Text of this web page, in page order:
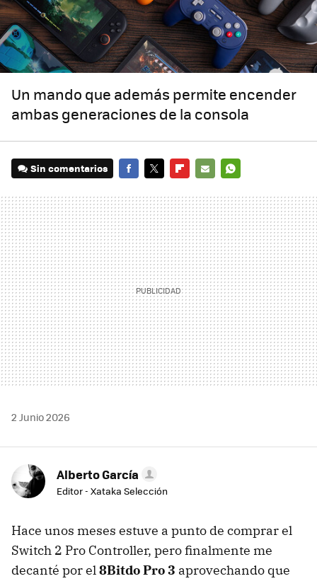
Un mando que además permite encender
ambas generaciones de la consola
Sin comentarios
MAIL
2 Junio 2026
Alberto García
Editor - Xataka Selección
Hace unos meses estuve a punto de comprar el
Switch 2 Pro Controller, pero finalmente me
decanté por el8Bitdo Pro 3 aprovechando que